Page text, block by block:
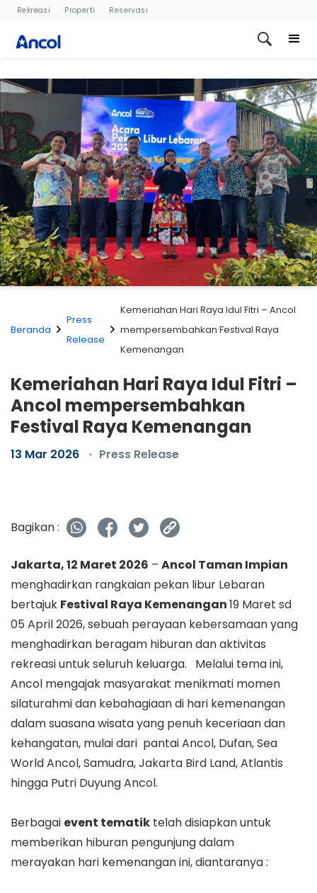
Rekreasi Properti Reservasi
Beranda
Press
Release
Kemeriahan Hari Raya Idul Fitri – Ancol
mempersembahkan Festival Raya
Kemenangan
Kemeriahan Hari Raya Idul Fitri –
Ancol mempersembahkan
Festival Raya Kemenangan
13 Mar 2026 Press Release
Bagikan :
Jakarta, 12 Maret 2026 – Ancol Taman Impian
menghadirkan rangkaian pekan libur Lebaran
bertajuk Festival Raya Kemenangan19 Maret sd
05 April 2026, sebuah perayaan kebersamaan yang
menghadirkan beragam hiburan dan aktivitas
rekreasi untuk seluruh keluarga. Melalui tema ini,
Ancol mengajak masyarakat menikmati momen
silaturahmi dan kebahagiaan di hari kemenangan
dalam suasana wisata yang penuh keceriaan dan
kehangatan, mulai dari pantai Ancol, Dufan, Sea
World Ancol, Samudra, Jakarta Bird Land, Atlantis
hingga Putri Duyung Ancol.
Berbagai event tematik telah disiapkan untuk
memberikan hiburan pengunjung dalam
merayakan hari kemenangan ini, diantaranya :